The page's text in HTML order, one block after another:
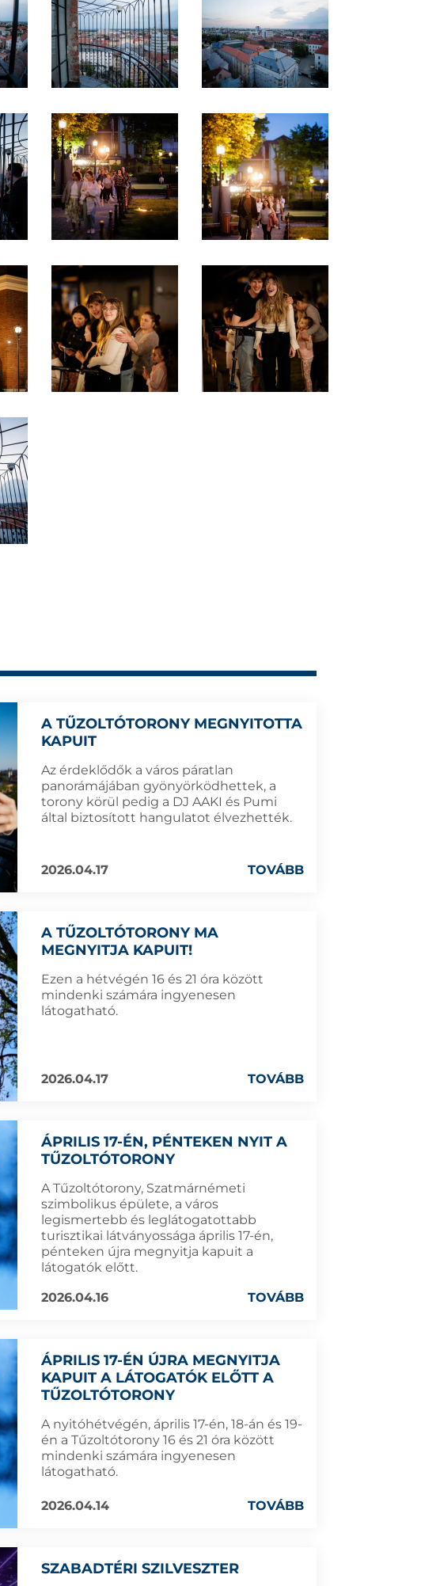
A TŰZOLTÓTORONY MEGNYITOTTA
KAPUIT
Az érdeklődők a város páratlan
panorámájában gyönyörködhettek, a
torony körül pedig a DJ AAKI és Pumi
által biztosított hangulatot élvezhették.
2026.04.17 TOVÁBB
A TŰZOLTÓTORONY MA
MEGNYITJA KAPUIT!
Ezen a hétvégén 16 és 21 óra között
mindenki számára ingyenesen
látogatható.
2026.04.17 TOVÁBB
ÁPRILIS 17-ÉN, PÉNTEKEN NYIT A
TŰZOLTÓTORONY
A Tűzoltótorony, Szatmárnémeti
szimbolikus épülete, a város
legismertebb és leglátogatottabb
turisztikai látványossága április 17-én,
pénteken újra megnyitja kapuit a
látogatók előtt.
2026.04.16
TOVÁBB
ÁPRILIS 17-ÉN ÚJRA MEGNYITJA
KAPUIT A LÁTOGATÓK ELŐTT A
TŰZOLTÓTORONY
A nyitóhétvégén, április 17-én, 18-án és 19-
én a Tűzoltótorony 16 és 21 óra között
mindenki számára ingyenesen
látogatható.
2026.04.14 TOVÁBB
SZABADTÉRI SZILVESZTER